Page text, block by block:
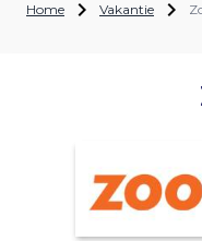
Home Vakantie